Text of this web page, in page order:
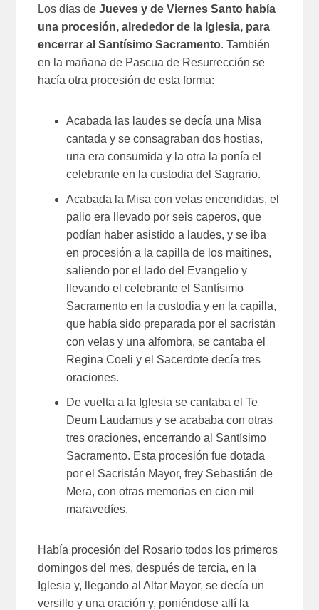
Los días deJueves y de Viernes Santo había
una procesión, alrededor de la Iglesia, para
encerrar al Santísimo Sacramento. También
en la mañana de Pascua de Resurrección se
hacía otra procesión de esta forma:
Acabada las laudes se decía una Misa
cantada y se consagraban dos hostias,
una era consumida y la otra la ponía el
celebrante en la custodia del Sagrario.
Acabada la Misa con velas encendidas, el
palio era llevado por seis caperos, que
podían haber asistido a laudes, y se iba
en procesión a la capilla de los maitines,
saliendo por el lado del Evangelio y
llevando el celebrante el Santísimo
Sacramento en la custodia y en la capilla,
que había sido preparada por el sacristán
con velas y una alfombra, se cantaba el
Regina Coeli y el Sacerdote decía tres
oraciones.
De vuelta a la Iglesia se cantaba el Te
Deum Laudamus y se acababa con otras
tres oraciones, encerrando al Santísimo
Sacramento. Esta procesión fue dotada
por el Sacristán Mayor, frey Sebastián de
Mera, con otras memorias en cien mil
maravedíes.
Había procesión del Rosario todos los primeros
domingos del mes, después de tercia, en la
Iglesia y, llegando al Altar Mayor, se decía un
versillo y una oración y, poniéndose allí la